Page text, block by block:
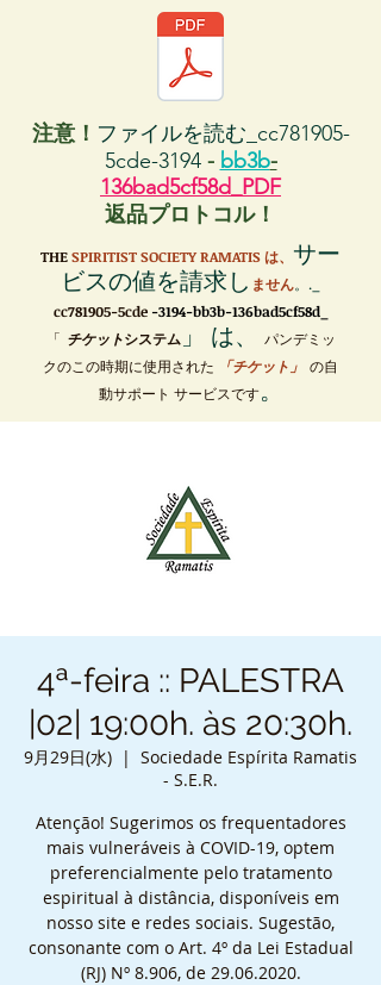
注意！ ファイルを読む_cc781905-
5cde-3194 - bb3b-
136bad5cf58d_PDF
返品プロトコル！
THESPIRITIST SOCIETY RAMATIS は、 サー
ビスの値を請求し ません。._
cc781905-5cde -3194-bb3b-136bad5cf58d_
「 チケットシステム」 は、
パンデミッ
クのこの時期に使用された 「チケット」
の自
動サポート サービスです。
4ª-feira :: PALESTRA
|02| 19:00h. às 20:30h.
9月29日(水)
  |
Sociedade Espírita Ramatis
- S.E.R.
Atenção! Sugerimos os frequentadores
mais vulneráveis à COVID-19, optem
preferencialmente pelo tratamento
espiritual à distância, disponíveis em
nosso site e redes sociais. Sugestão,
consonante com o Art. 4º da Lei Estadual
(RJ) Nº 8.906, de 29.06.2020.